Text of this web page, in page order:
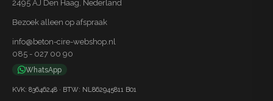
uitstraling van een gietvloer. Het eindresultaat? Een
stijlvolle betonlook afwerking met een frisse, neutrale
tint die jarenlang meegaat.
2495 AJ Den Haag, Nederland
Bezoek alleen op afspraak
info@beton-cire-webshop.nl
085 - 027 00 90
WhatsApp
KVK: 83646248 · BTW: NL862945811 B01